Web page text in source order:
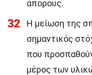
άπορους.
32
Η μείωση της
σημαντικός
που
μέρος των